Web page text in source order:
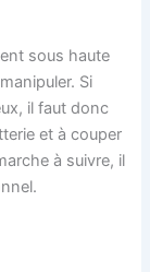
sous haute
Si
il faut donc
et à couper
à suivre, il